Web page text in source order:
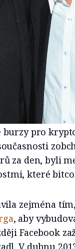
burzy pro
za den, byli
které
zejména
, aby
Facebook
V dubnu